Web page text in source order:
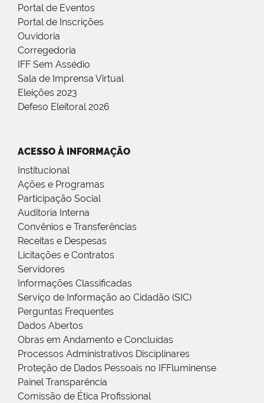
Portal de Eventos
Portal de Inscrições
Ouvidoria
Corregedoria
IFF Sem Assédio
Sala de Imprensa Virtual
Eleições 2023
Defeso Eleitoral 2026
ACESSO À INFORMAÇÃO
Institucional
Ações e Programas
Participação Social
Auditoria Interna
Convênios e Transferências
Receitas e Despesas
Licitações e Contratos
Servidores
Informações Classificadas
Serviço de Informação ao Cidadão (SIC)
Perguntas Frequentes
Dados Abertos
Obras em Andamento e Concluídas
Processos Administrativos Disciplinares
Proteção de Dados Pessoais no IFFluminense
Painel Transparência
Comissão de Ética Profissional